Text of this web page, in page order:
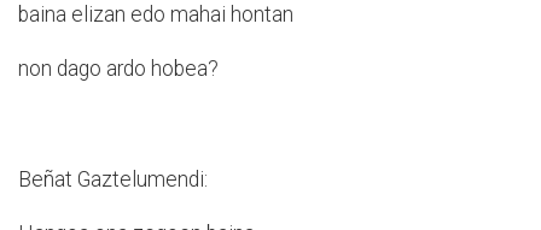
baina elizan edo mahai hontan
non dago ardo hobea?
Beñat Gaztelumendi: